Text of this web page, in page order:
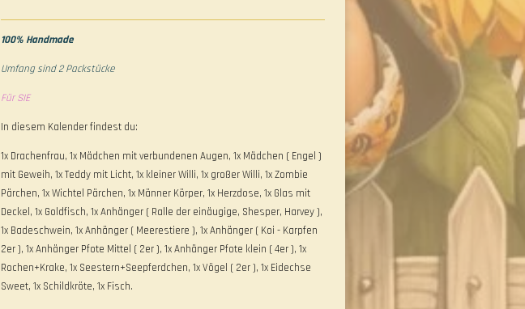
100% Handmade
Umfang sind 2 Packstücke
Für SIE
In diesem Kalender findest du:
1x Drachenfrau, 1x Mädchen mit verbundenen Augen, 1x Mädchen ( Engel )
mit Geweih, 1x Teddy mit Licht, 1x kleiner Willi, 1x großer Willi, 1x Zombie
Pärchen, 1x Wichtel Pärchen, 1x Männer Körper, 1x Herzdose, 1x Glas mit
Deckel, 1x Goldfisch, 1x Anhänger ( Ralle der einäugige, Shesper, Harvey ),
1x Badeschwein, 1x Anhänger ( Meerestiere ), 1x Anhänger ( Koi - Karpfen
2er ), 1x Anhänger Pfote Mittel ( 2er ), 1x Anhänger Pfote klein ( 4er ), 1x
Rochen+Krake, 1x Seestern+Seepferdchen, 1x Vögel ( 2er ), 1x Eidechse
Sweet, 1x Schildkröte, 1x Fisch.